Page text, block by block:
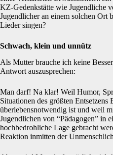
KZ-Gedenkstätte wie Jugendliche
Jugendlicher an einem solchen Ort
Lieder singen?
Schwach, klein und unnütz
Als Mutter brauche ich keine
Antwort auszusprechen:
Man darf! Na klar! Weil Humor,
Situationen des größten Entsetzens
überlebensnotwendig ist und weil
Jugendlichen von “Pädagogen” in
hochbedrohliche Lage gebracht
Reaktion inmitten der